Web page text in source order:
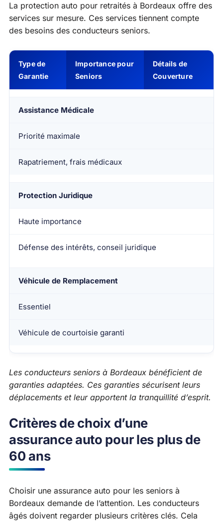
La protection auto pour retraités à Bordeaux offre des
services sur mesure. Ces services tiennent compte
des besoins des conducteurs seniors.
Type de
Garantie
Importance pour
Seniors
Détails de
Couverture
Assistance Médicale
Priorité maximale
Rapatriement, frais médicaux
Protection Juridique
Haute importance
Défense des intérêts, conseil juridique
Véhicule de Remplacement
Essentiel
Véhicule de courtoisie garanti
Les conducteurs seniors à Bordeaux bénéficient de
garanties adaptées. Ces garanties sécurisent leurs
déplacements et leur apportent la tranquillité d’esprit.
Critères de choix d’une
assurance auto pour les plus de
60 ans
Choisir une assurance auto pour les seniors à
Bordeaux demande de l’attention. Les conducteurs
âgés doivent regarder plusieurs critères clés. Cela